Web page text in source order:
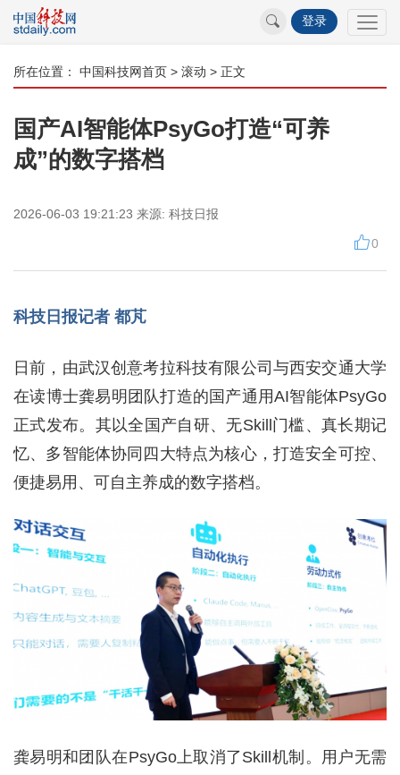
登录
所在位置： 中国科技网首页 > 滚动 > 正文
国产AI智能体PsyGo打造“可养
成”的数字搭档
2026-06-03 19:21:23 来源: 科技日报
0
科技日报记者 都芃
日前，由武汉创意考拉科技有限公司与西安交通大学
在读博士龚易明团队打造的国产通用AI智能体PsyGo
正式发布。其以全国产自研、无Skill门槛、真长期记
忆、多智能体协同四大特点为核心，打造安全可控、
便捷易用、可自主养成的数字搭档。
龚易明和团队在PsyGo上取消了Skill机制。用户无需